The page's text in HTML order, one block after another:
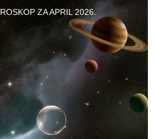
ZA APRIL 2026.